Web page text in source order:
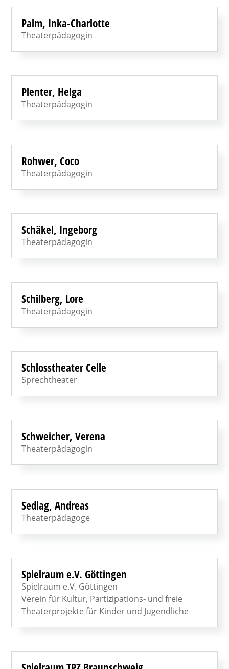
Palm, Inka-Charlotte
Theaterpädagogin
Plenter, Helga
Theaterpädagogin
Rohwer, Coco
Theaterpädagogin
Schäkel, Ingeborg
Theaterpädagogin
Schilberg, Lore
Theaterpädagogin
Schlosstheater Celle
Sprechtheater
Schweicher, Verena
Theaterpädagogin
Sedlag, Andreas
Theaterpädagoge
Spielraum e.V. Göttingen
Spielraum e.V. Göttingen
Verein für Kultur, Partizipations- und freie
Theaterprojekte für Kinder und Jugendliche